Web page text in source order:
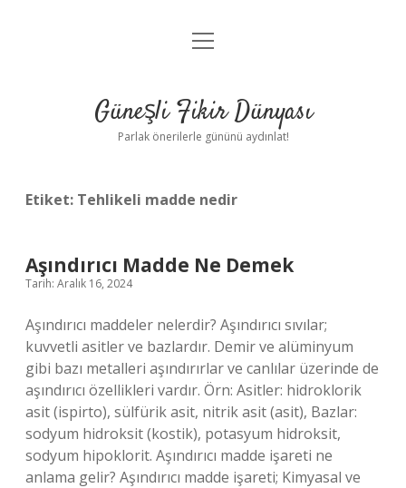
Anasayfa
Yasal Uyarı
menüyü
Güneşli Fikir Dünyası
Parlak önerilerle gününü aydınlat!
Etiket: Tehlikeli madde nedir
Aşındırıcı Madde Ne Demek
Tarih: Aralık 16, 2024
Aşındırıcı maddeler nelerdir? Aşındırıcı sıvılar;
kuvvetli asitler ve bazlardır. Demir ve alüminyum
gibi bazı metalleri aşındırırlar ve canlılar üzerinde de
aşındırıcı özellikleri vardır. Örn: Asitler: hidroklorik
asit (ispirto), sülfürik asit, nitrik asit (asit), Bazlar:
sodyum hidroksit (kostik), potasyum hidroksit,
sodyum hipoklorit. Aşındırıcı madde işareti ne
anlama gelir? Aşındırıcı madde işareti; Kimyasal ve